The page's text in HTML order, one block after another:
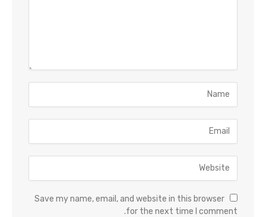
Save my name, email, and website in this browser
for the next time I comment.